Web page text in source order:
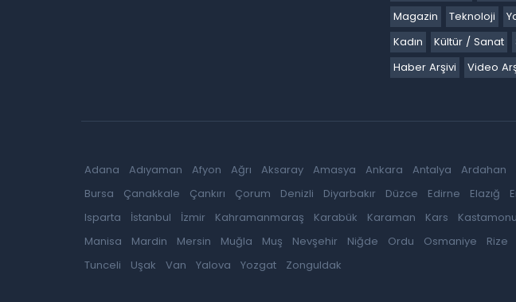
Magazin
Teknoloji
Kadın
Kültür / Sanat
Haber Arşivi
Video
Adana Adıyaman Afyon Ağrı Aksaray Amasya Ankara Antalya Ardahan
Bursa
Çanakkale Çankırı Çorum Denizli Diyarbakır Düzce Edirne Elazığ
Isparta
İstanbul İzmir Kahramanmaraş Karabük Karaman Kars Kastamonu
Manisa
Mardin Mersin Muğla Muş Nevşehir Niğde Ordu Osmaniye Rize
Tunceli
Uşak Van Yalova Yozgat Zonguldak